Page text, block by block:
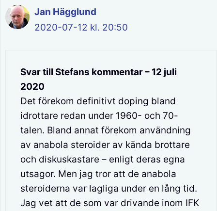
Jan Hägglund
2020-07-12 kl. 20:50
Svar till Stefans kommentar – 12 juli
2020
Det förekom definitivt doping bland
idrottare redan under 1960- och 70-
talen. Bland annat förekom användning
av anabola steroider av kända brottare
och diskuskastare – enligt deras egna
utsagor. Men jag tror att de anabola
steroiderna var lagliga under en lång tid.
Jag vet att de som var drivande inom IFK